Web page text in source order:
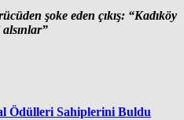
şoke eden çıkış: “Kadıköy
Ödülleri Sahiplerini Buldu